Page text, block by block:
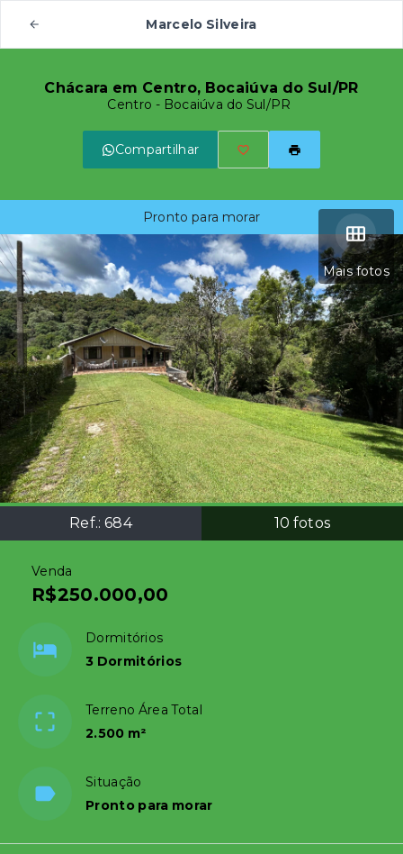
Marcelo Silveira
Chácara em Centro, Bocaiúva do Sul/PR
Centro - Bocaiúva do Sul/PR
Compartilhar
Mais fotos
Ref.:684 10 fotos
Pronto para morar
Venda
R$250.000,00
Dormitórios
3 Dormitórios
Terreno Área Total
2.500 m²
Situação
Pronto para morar